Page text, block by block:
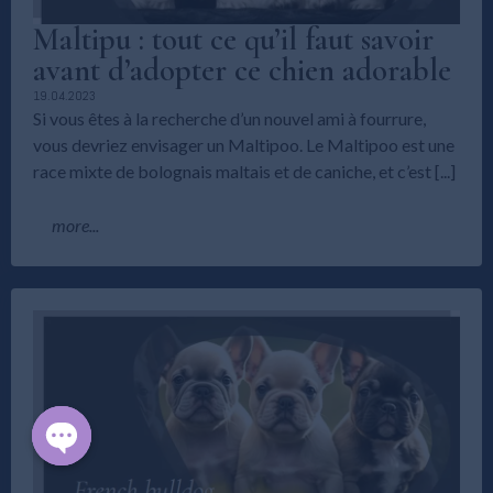
Maltipu : tout ce qu’il faut savoir
avant d’adopter ce chien adorable
19.04.2023
Si vous êtes à la recherche d’un nouvel ami à fourrure,
vous devriez envisager un Maltipoo. Le Maltipoo est une
race mixte de bolognais maltais et de caniche, et c’est [...]
more...
Open